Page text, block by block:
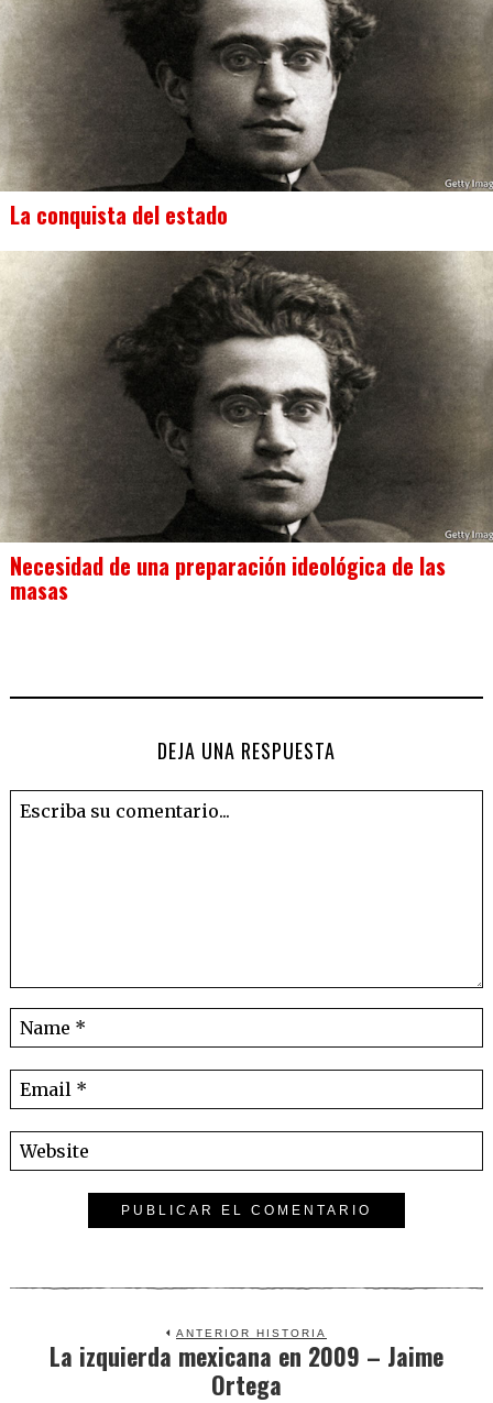
La conquista del estado
Necesidad de una preparación ideológica de las
masas
DEJA UNA RESPUESTA
ANTERIOR HISTORIA
Previous
post:
La izquierda mexicana en 2009 – Jaime
Ortega